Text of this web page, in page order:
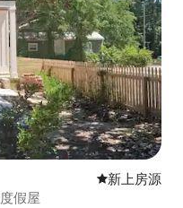
新房源
新上房源
假屋